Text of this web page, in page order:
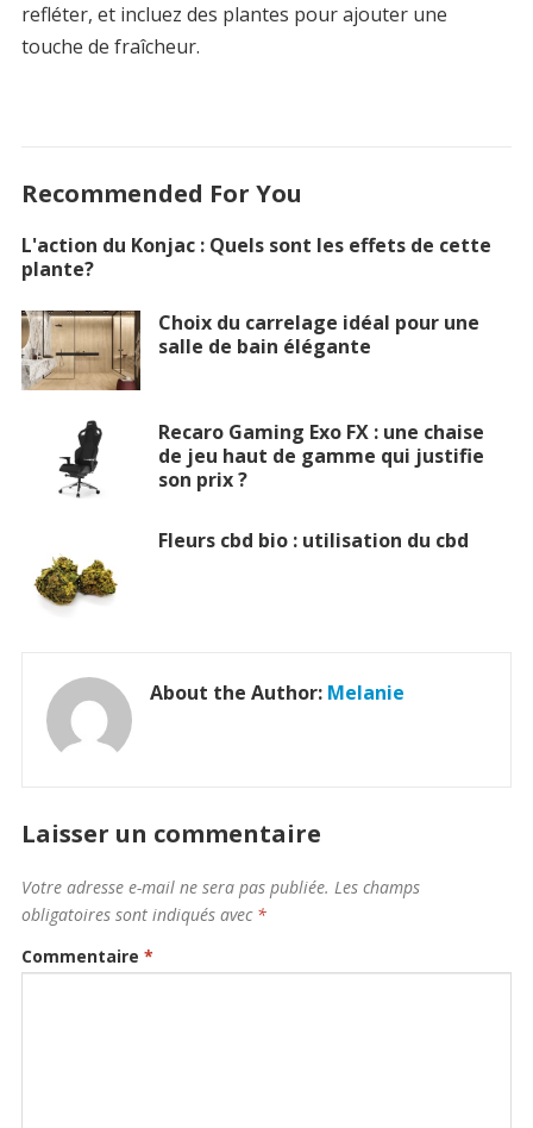
refléter, et incluez des plantes pour ajouter une
touche de fraîcheur.
Recommended For You
L'action du Konjac : Quels sont les effets de cette
plante?
Choix du carrelage idéal pour une
salle de bain élégante
Recaro Gaming Exo FX : une chaise
de jeu haut de gamme qui justifie
son prix ?
Fleurs cbd bio : utilisation du cbd
About the Author: Melanie
Laisser un commentaire
Votre adresse e-mail ne sera pas publiée. Les champs
obligatoires sont indiqués avec *
Commentaire *